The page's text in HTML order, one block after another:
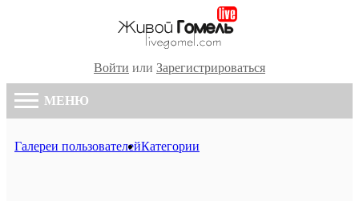
Войти или Зарегистрироваться
МЕНЮ
Галереи пользователейКатегории